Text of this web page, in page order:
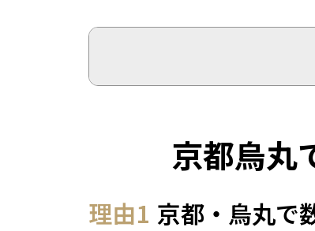
京都烏丸
理由1 京都・烏丸で